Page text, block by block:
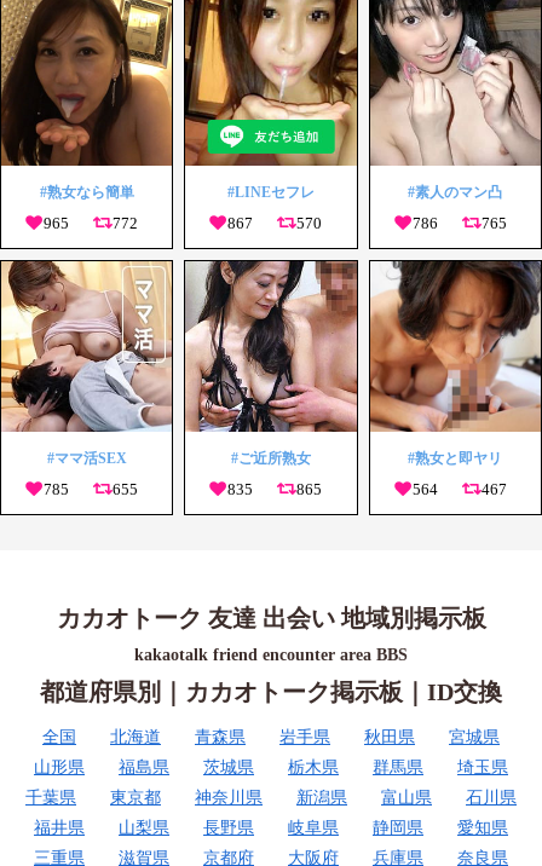
#熟女なら簡単 #LINEセフレ #素人のマン凸
#ママ活SEX #ご近所熟女 #熟女と即ヤリ
カカオトーク 友達 出会い 地域別掲示板
kakaotalk friend encounter area BBS
都道府県別｜カカオトーク掲示板｜ID交換
全国 北海道 青森県 岩手県 秋田県
宮城県
山形県
福島県 茨城県 栃木県 群馬県
埼玉県
千葉県
東京都 神奈川県 新潟県 富山県
石川県
福井県
山梨県 長野県 岐阜県 静岡県
愛知県
三重県
滋賀県 京都府 大阪府 兵庫県 奈良県